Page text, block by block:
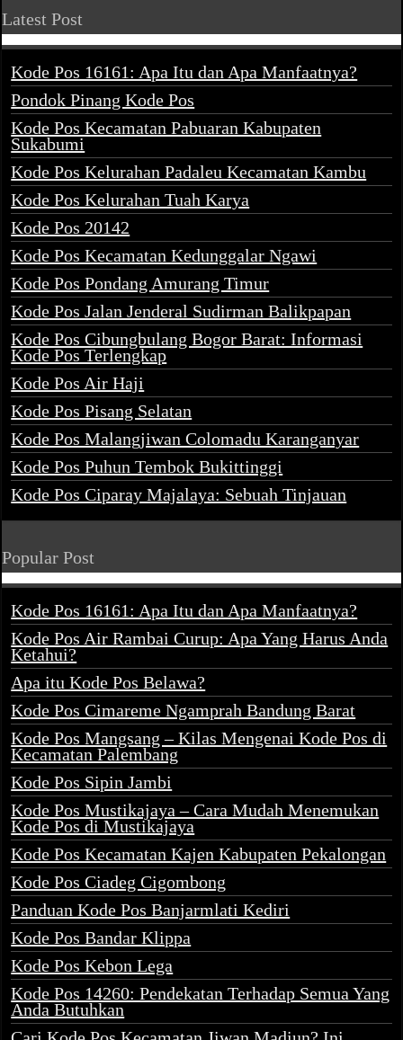
Latest Post
Kode Pos 16161: Apa Itu dan Apa Manfaatnya?
Pondok Pinang Kode Pos
Kode Pos Kecamatan Pabuaran Kabupaten
Sukabumi
Kode Pos Kelurahan Padaleu Kecamatan Kambu
Kode Pos Kelurahan Tuah Karya
Kode Pos 20142
Kode Pos Kecamatan Kedunggalar Ngawi
Kode Pos Pondang Amurang Timur
Kode Pos Jalan Jenderal Sudirman Balikpapan
Kode Pos Cibungbulang Bogor Barat: Informasi
Kode Pos Terlengkap
Kode Pos Air Haji
Kode Pos Pisang Selatan
Kode Pos Malangjiwan Colomadu Karanganyar
Kode Pos Puhun Tembok Bukittinggi
Kode Pos Ciparay Majalaya: Sebuah Tinjauan
Popular Post
Kode Pos 16161: Apa Itu dan Apa Manfaatnya?
Kode Pos Air Rambai Curup: Apa Yang Harus Anda
Ketahui?
Apa itu Kode Pos Belawa?
Kode Pos Cimareme Ngamprah Bandung Barat
Kode Pos Mangsang – Kilas Mengenai Kode Pos di
Kecamatan Palembang
Kode Pos Sipin Jambi
Kode Pos Mustikajaya – Cara Mudah Menemukan
Kode Pos di Mustikajaya
Kode Pos Kecamatan Kajen Kabupaten Pekalongan
Kode Pos Ciadeg Cigombong
Panduan Kode Pos Banjarmlati Kediri
Kode Pos Bandar Klippa
Kode Pos Kebon Lega
Kode Pos 14260: Pendekatan Terhadap Semua Yang
Anda Butuhkan